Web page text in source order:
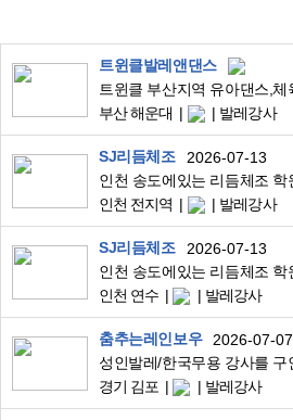
트윈클발레앤댄스
부산 해운대
발레강사
SJ리듬체조
2026-07-13
인천 전지역
발레강사
SJ리듬체조
2026-07-13
인천 연수
발레강사
춤추는레인보우
2026-07-07
경기 김포
발레강사